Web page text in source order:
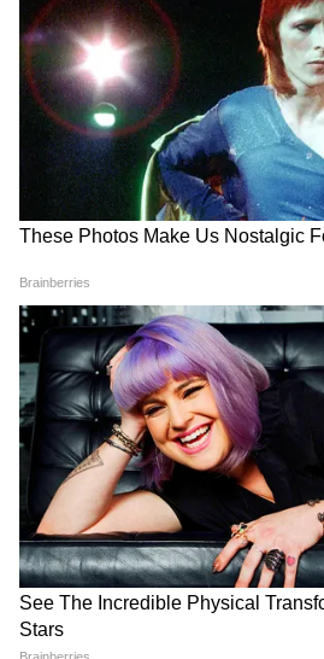
उदाहरणों का हवाला देते हुए, कोर्ट
कमर्शियल कोर्ट्स एक्ट के तहत
परिभाषा की व्याख्या सख्ती से
केवल वे विवाद जो विशेष रूप से
उल्लिखित श्रेणियों में आते हैं,
जा सकते हैं। कोर्ट ने आगे कहा
धारा 166 स्वयं डायरेक्टर्स के
परिणाम प्रदान करती है और माना
आरोपों को सच मान लिया जाए,
अधिनियम के तहत है, न कि
यह मानते हुए कि दावे एक
नहीं करते हैं, कोर्ट ने दो नॉमिनी
आवेदन को स्वीकार कर लिया,
साथ उचित अधिकार क्षेत्र वाले
करने के लिए वापस करने का
के अंतरिम आदेश को रद्द कर
में कोई आदेश नहीं दिया। (ANI)